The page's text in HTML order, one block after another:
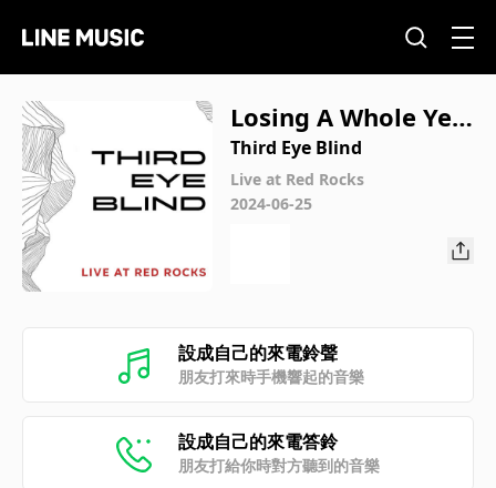
Losing A Whole Yea
r (Live)
Third Eye Blind
Live at Red Rocks
2024-06-25
設成自己的來電鈴聲
朋友打來時手機響起的音樂
設成自己的來電答鈴
朋友打給你時對方聽到的音樂